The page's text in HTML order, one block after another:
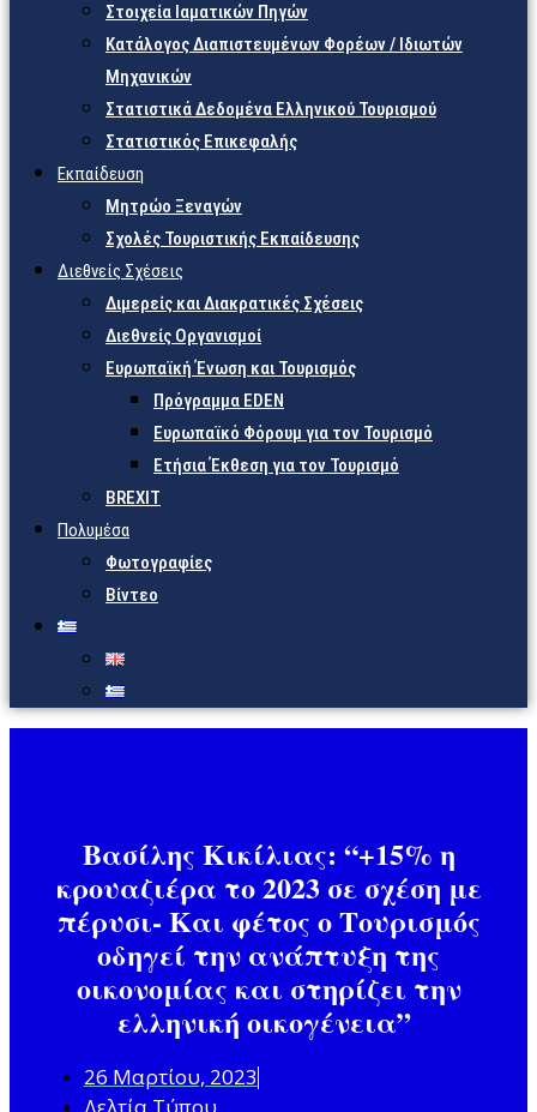
Στοιχεία Ιαματικών Πηγών
Κατάλογος Διαπιστευμένων Φορέων / Ιδιωτών
Μηχανικών
Στατιστικά Δεδομένα Ελληνικού Τουρισμού
Στατιστικός Επικεφαλής
Εκπαίδευση
Μητρώο Ξεναγών
Σχολές Τουριστικής Εκπαίδευσης
Διεθνείς Σχέσεις
Διμερείς και Διακρατικές Σχέσεις
Διεθνείς Οργανισμοί
Ευρωπαϊκή Ένωση και Τουρισμός
Πρόγραμμα EDEN
Ευρωπαϊκό Φόρουμ για τον Τουρισμό
Ετήσια Έκθεση για τον Τουρισμό
BREXIT
Πολυμέσα
Φωτογραφίες
Βίντεο
Βασίλης Κικίλιας: “+15% η
κρουαζιέρα το 2023 σε σχέση με
πέρυσι- Και φέτος o Τουρισμός
οδηγεί την ανάπτυξη της
οικονομίας και στηρίζει την
ελληνική οικογένεια”
26 Μαρτίου, 2023